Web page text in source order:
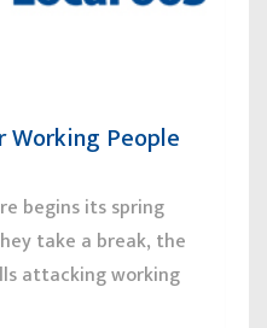
Working People
begins its spring
take a break, the
attacking working